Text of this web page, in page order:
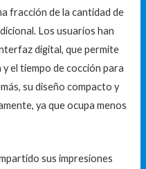
fracción de la cantidad de
Los usuarios han
digital, que permite
el tiempo de cocción para
su diseño compacto y
ya que ocupa menos
sus impresiones